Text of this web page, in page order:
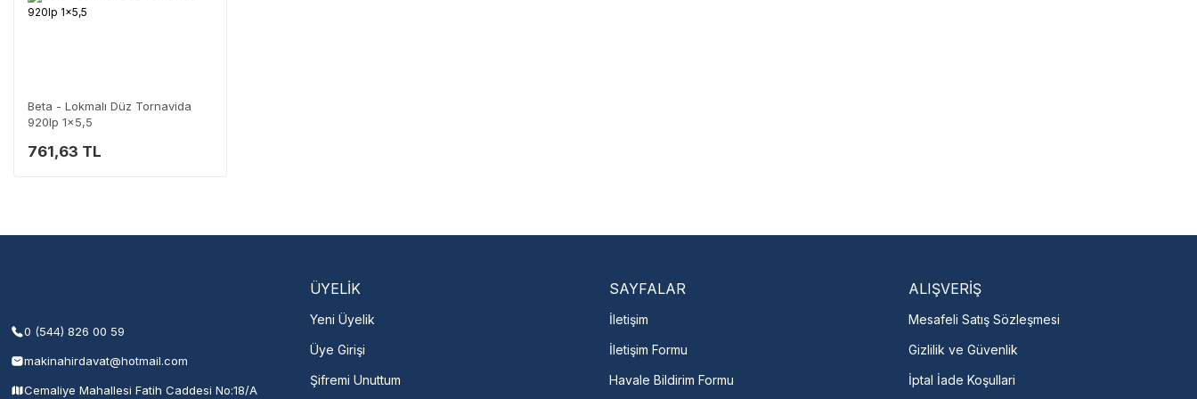
Beta - Lokmalı Düz Tornavida
920lp 1x5,5
761,63 TL
0 (544) 826 00 59
makinahirdavat@hotmail.com
Cemaliye Mahallesi Fatih Caddesi No:18/A
ÜYELİK
Yeni Üyelik
Üye Girişi
Şifremi Unuttum
SAYFALAR
İletişim
İletişim Formu
Havale Bildirim Formu
ALIŞVERİŞ
Mesafeli Satış Sözleşmesi
Gizlilik ve Güvenlik
İptal İade Koşullari